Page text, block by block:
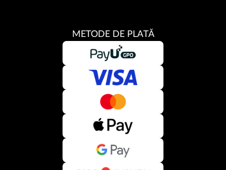
METODE DE PLATĂ